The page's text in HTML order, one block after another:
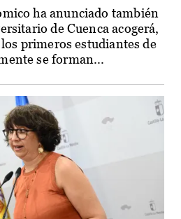
ha anunciado también
de Cuenca acogerá,
primeros estudiantes de
se forman...